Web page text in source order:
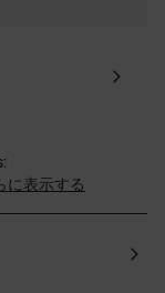
に表示する